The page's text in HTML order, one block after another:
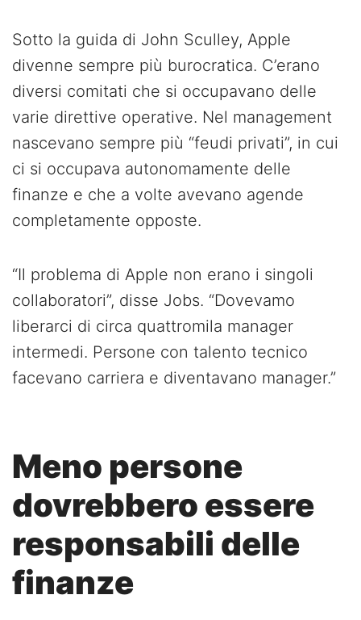
Sotto la guida di John Sculley, Apple
divenne sempre più burocratica. C’erano
diversi comitati che si occupavano delle
varie direttive operative. Nel management
nascevano sempre più “feudi privati”, in cui
ci si occupava autonomamente delle
finanze e che a volte avevano agende
completamente opposte.
“Il problema di Apple non erano i singoli
collaboratori”, disse Jobs. “Dovevamo
liberarci di circa quattromila manager
intermedi. Persone con talento tecnico
facevano carriera e diventavano manager.”
Meno persone
dovrebbero essere
responsabili delle
finanze